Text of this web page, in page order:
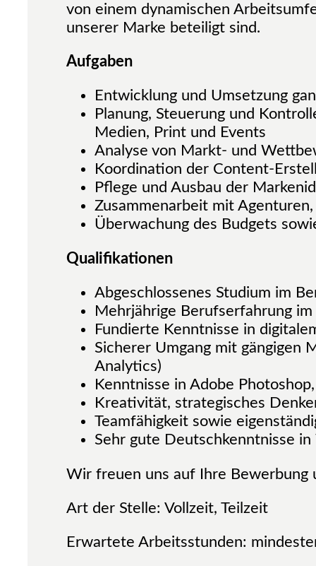
von einem dynamischen
unserer Marke beteiligt sind.
Aufgaben
Entwicklung und Umsetzung
Planung, Steuerung und
Medien, Print und Events
Analyse von Markt- und
Koordination der Content-
Pflege und Ausbau der
Zusammenarbeit mit
Überwachung des Budgets
Qualifikationen
Abgeschlossenes Studium im
Mehrjährige Berufserfahrung
Fundierte Kenntnisse in
Sicherer Umgang mit gängigen
Analytics)
Kenntnisse in Adobe
Kreativität, strategisches
Teamfähigkeit sowie
Sehr gute Deutschkenntnisse
Wir freuen uns auf Ihre Bewerbung
Art der Stelle: Vollzeit, Teilzeit
Erwartete Arbeitsstunden: